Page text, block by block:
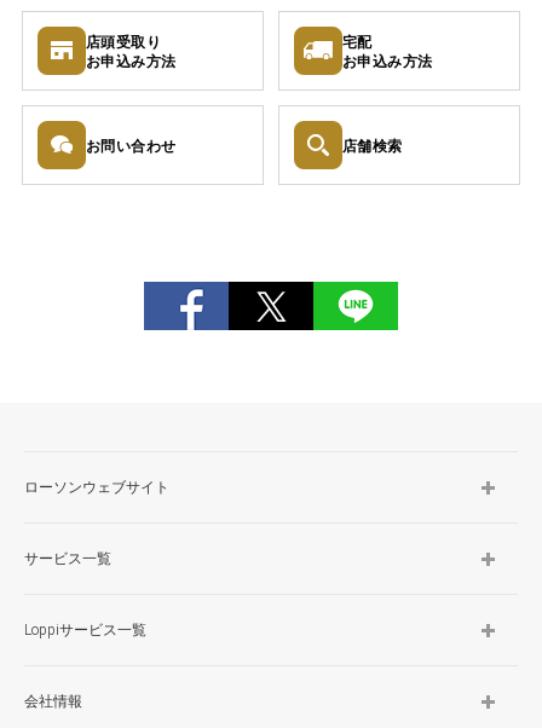
店頭受取り
お申込み方法
宅配
お申込み方法
お問い合わせ 店舗検索
ローソンウェブサイト
サービス一覧
Loppiサービス一覧
会社情報